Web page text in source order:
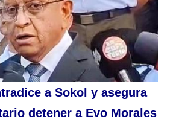
a Sokol y asegura
detener a Evo Morales